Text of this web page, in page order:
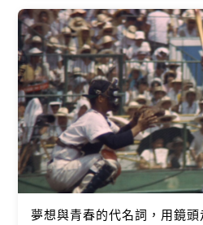
夢想與青春的代名詞，用鏡頭